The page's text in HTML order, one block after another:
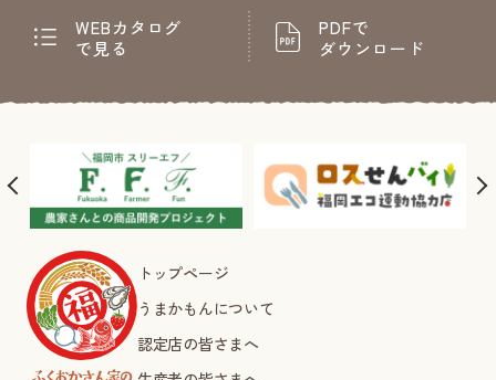
WEBカタログ
で見る
PDFで
ダウンロード
トップページ
うまかもんについて
認定店の皆さまへ